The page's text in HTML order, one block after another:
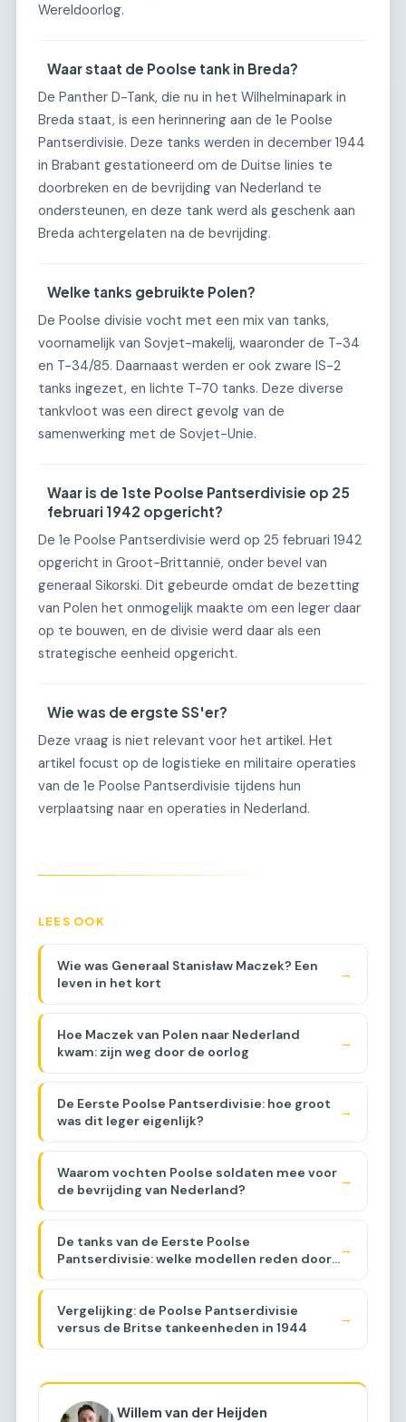
Wereldoorlog.
Waar staat de Poolse tank in Breda?
De Panther D-Tank, die nu in het Wilhelminapark in
Breda staat, is een herinnering aan de 1e Poolse
Pantserdivisie. Deze tanks werden in december 1944
in Brabant gestationeerd om de Duitse linies te
doorbreken en de bevrijding van Nederland te
ondersteunen, en deze tank werd als geschenk aan
Breda achtergelaten na de bevrijding.
Welke tanks gebruikte Polen?
De Poolse divisie vocht met een mix van tanks,
voornamelijk van Sovjet-makelij, waaronder de T-34
en T-34/85. Daarnaast werden er ook zware IS-2
tanks ingezet, en lichte T-70 tanks. Deze diverse
tankvloot was een direct gevolg van de
samenwerking met de Sovjet-Unie.
Waar is de 1ste Poolse Pantserdivisie op 25
februari 1942 opgericht?
De 1e Poolse Pantserdivisie werd op 25 februari 1942
opgericht in Groot-Brittannië, onder bevel van
generaal Sikorski. Dit gebeurde omdat de bezetting
van Polen het onmogelijk maakte om een leger daar
op te bouwen, en de divisie werd daar als een
strategische eenheid opgericht.
Wie was de ergste SS'er?
Deze vraag is niet relevant voor het artikel. Het
artikel focust op de logistieke en militaire operaties
van de 1e Poolse Pantserdivisie tijdens hun
verplaatsing naar en operaties in Nederland.
LEES OOK
Wie was Generaal Stanisław Maczek? Een
leven in het kort
→
Hoe Maczek van Polen naar Nederland
kwam: zijn weg door de oorlog
→
De Eerste Poolse Pantserdivisie: hoe groot
was dit leger eigenlijk?
→
Waarom vochten Poolse soldaten mee voor
de bevrijding van Nederland?
→
De tanks van de Eerste Poolse
Pantserdivisie: welke modellen reden door
→
Vergelijking: de Poolse Pantserdivisie
versus de Britse tankeenheden in 1944
→
Willem van der Heijden